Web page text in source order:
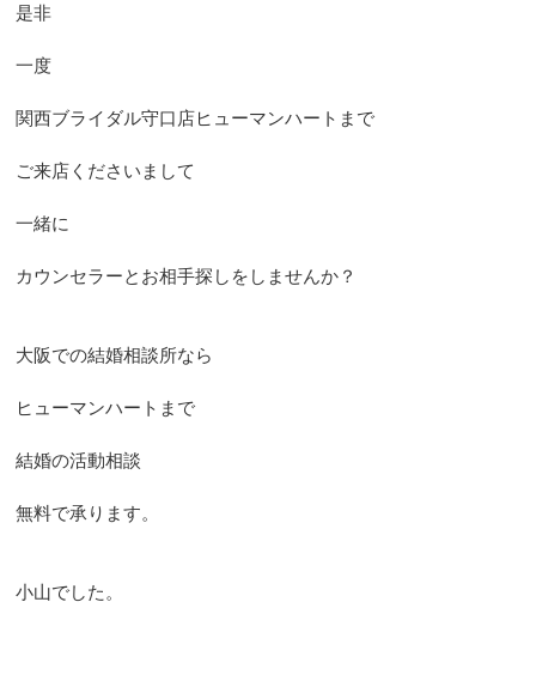
是非
一度
関西ブライダル守口店ヒューマンハートまで
ご来店くださいまして
一緒に
カウンセラーとお相手探しをしませんか？
大阪での結婚相談所なら
ヒューマンハートまで
結婚の活動相談
無料で承ります。
小山でした。